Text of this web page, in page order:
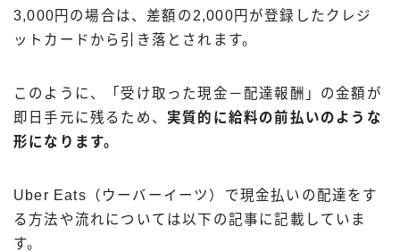
3,000円の場合は、差額の2,000円が登録したクレジ
ットカードから引き落とされます。
このように、「受け取った現金－配達報酬」の金額が
即日手元に残るため、 実質的に給料の前払いのような
形になります。
Uber Eats（ウーバーイーツ）で現金払いの配達をす
る方法や流れについては以下の記事に記載していま
す。